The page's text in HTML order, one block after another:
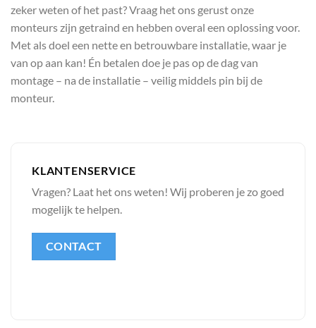
zeker weten of het past? Vraag het ons gerust onze
monteurs zijn getraind en hebben overal een oplossing voor.
Met als doel een nette en betrouwbare installatie, waar je
van op aan kan! Én betalen doe je pas op de dag van
montage – na de installatie – veilig middels pin bij de
monteur.
KLANTENSERVICE
Vragen? Laat het ons weten! Wij proberen je zo goed
mogelijk te helpen.
CONTACT